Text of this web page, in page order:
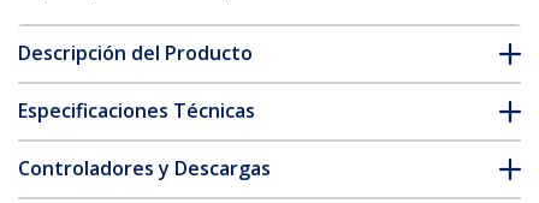
Descripción del Producto
Especificaciones Técnicas
Controladores y Descargas